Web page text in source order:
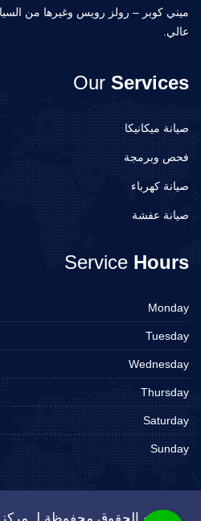
ميني كوبر – رولز رويس وغيرها من
عالي.
Our Services
صيانة ميكانيكا
فحص وبرمجة
صيانة كهرباء
صيانة عفشة
Service Hours
Monday
Tuesday
Wednesday
Thursday
Saturday
Sunday